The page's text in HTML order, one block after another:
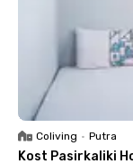
Coliving • Putra
Kost Pasirkaliki